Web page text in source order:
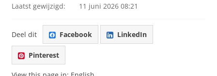
Laatst gewijzigd: 11 juni 2026 08:21
Deel dit Facebook LinkedIn
Pinterest